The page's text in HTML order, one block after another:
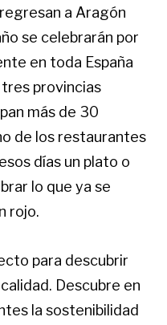
a Aragón
se celebrarán por
en toda España
provincias
más de 30
de los restaurantes
días un plato o
lo que ya se
rojo.
para descubrir
Descubre en
la sostenibilidad